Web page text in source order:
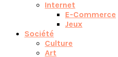
Internet
E-Commerce
Jeux
Société
Culture
Art